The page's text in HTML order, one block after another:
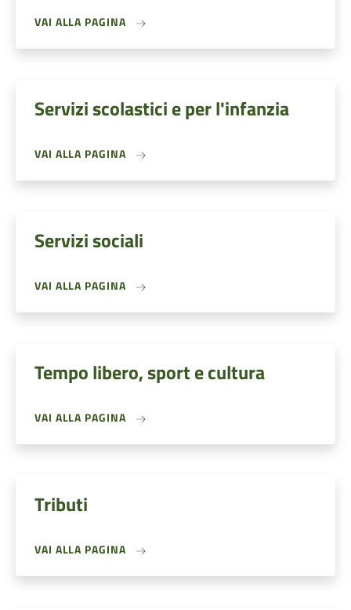
VAI ALLA PAGINA
Servizi scolastici e per l'infanzia
VAI ALLA PAGINA
Servizi sociali
VAI ALLA PAGINA
Tempo libero, sport e cultura
VAI ALLA PAGINA
Tributi
VAI ALLA PAGINA